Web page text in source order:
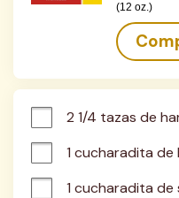
(12 oz.)
2 1/4 tazas de
1 cucharadita
1 cucharadita de